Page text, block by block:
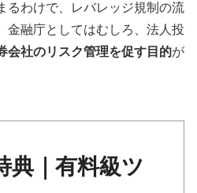
るわけで、レバレッジ規制の流
金融庁としてはむしろ、法人投
会社のリスク管理を促す目的が
典｜有料級ツ